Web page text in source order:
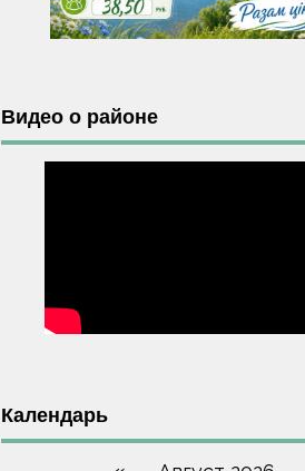
Видео о районе
Календарь